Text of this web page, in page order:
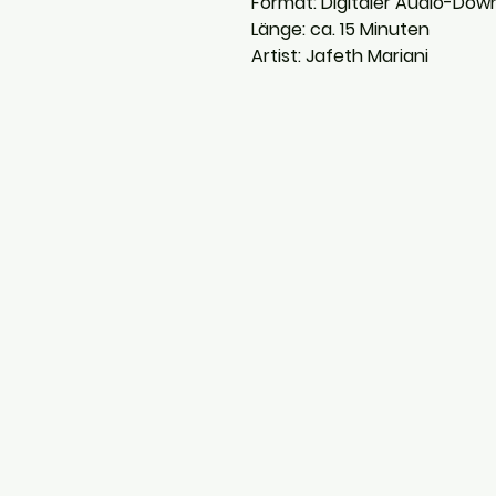
Länge:ca. 15 Minuten
Artist:Jafeth Mariani